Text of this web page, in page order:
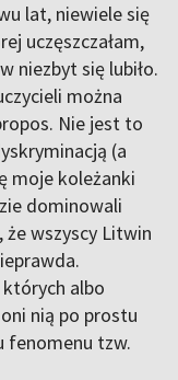
lat, niewiele się
uczęszczałam,
niezbyt się lubiło.
można
Nie jest to
(a
moje koleżanki
dominowali
wszyscy Litwin
albo
nią po prostu
fenomenu tzw.